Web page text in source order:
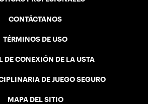
CONTÁCTANOS
TÉRMINOS DE USO
DE CONEXIÓN DE LA USTA
DE JUEGO SEGURO
MAPA DEL SITIO